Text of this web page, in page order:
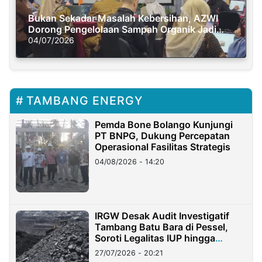
Bukan Sekadar Masalah Kebersihan, AZWI
Dorong Pengelolaan Sampah Organik Jadi
Solusi Krisis Iklim
04/07/2026
TAMBANG ENERGY
Pemda Bone Bolango Kunjungi
PT BNPG, Dukung Percepatan
Operasional Fasilitas Strategis
04/08/2026 - 14:20
IRGW Desak Audit Investigatif
Tambang Batu Bara di Pessel,
Soroti Legalitas IUP hingga
Stockpile
27/07/2026 - 20:21